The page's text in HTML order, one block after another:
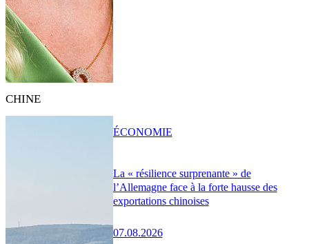
CHINE
La « résilience surprenante » de
l’Allemagne face à la forte hausse des
exportations chinoises
07.08.2026
ÉCONOMIE